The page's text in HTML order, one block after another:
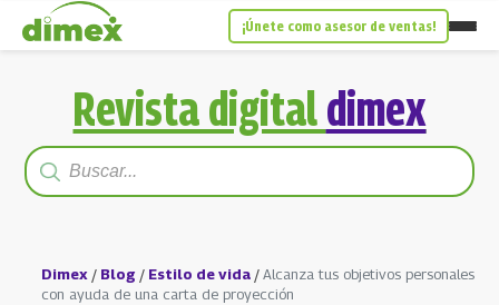
¡Únete como asesor de ventas!
Revista digitaldimex
Dimex / Blog / Estilo de vida /Alcanza tus objetivos personales
con ayuda de una carta de proyección